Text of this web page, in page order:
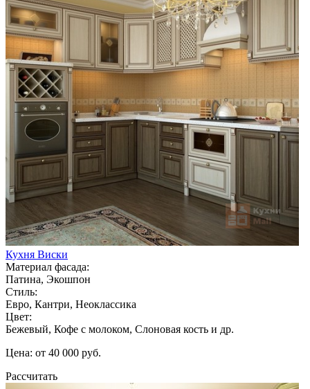
Кухня Виски
Материал фасада:
Патина, Экошпон
Стиль:
Евро, Кантри, Неоклассика
Цвет:
Бежевый, Кофе с молоком, Слоновая кость и др.
Цена: от 40 000 руб.
Рассчитать